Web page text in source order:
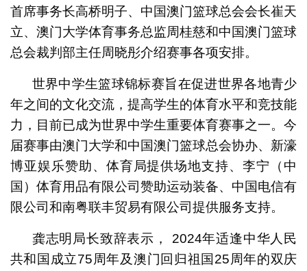
首席事务长高桥明子、中国澳门篮球总会会长崔天
立、澳门大学体育事务总监周桂慈和中国澳门篮球
总会裁判部主任周晓彤介绍赛事各项安排。
世界中学生篮球锦标赛旨在促进世界各地青少
年之间的文化交流，提高学生的体育水平和竞技能
力，目前已成为世界中学生重要体育赛事之一。今
届赛事由澳门大学和中国澳门篮球总会协办、新濠
博亚娱乐赞助、体育局提供场地支持、李宁（中
国）体育用品有限公司赞助运动装备、中国电信有
限公司和南粤联丰贸易有限公司提供服务支持。
龚志明局长致辞表示， 2024年适逢中华人民
共和国成立75周年及澳门回归祖国25周年的双庆